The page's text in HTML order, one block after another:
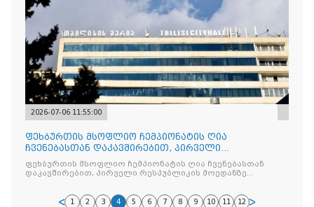
2026-07-06 11:55:00
ფეხბურთის მსოფლიო ჩემპიონატის ღია
ჩვენებასთან დაკავშირებით, პირველი
რესპუბლიკის მოედანზე მოძრაობა დრ
ფეხბურთის მსოფლიო ჩემპიონატის ღია ჩვენებასთან
დაკავშირებით, პირველი რესპუბლიკის მოედანზე
1 2 3 4 5 6 7 8 9 10 11 12